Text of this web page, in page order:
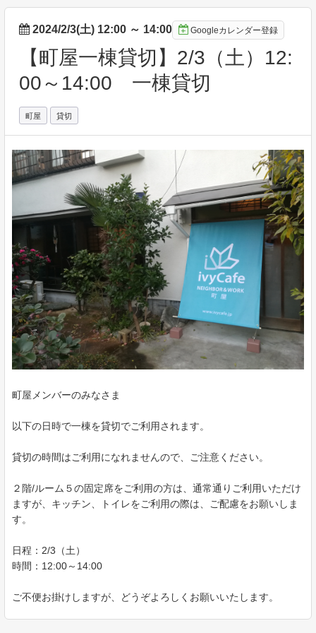
2024/2/3(土) 12:00 ～ 14:00 Googleカレンダー登録
【町屋一棟貸切】2/3（土）12:
00～14:00 一棟貸切
町屋 貸切
町屋メンバーのみなさま
以下の日時で一棟を貸切でご利用されます。
貸切の時間はご利用になれませんので、ご注意ください。
２階/ルーム５の固定席をご利用の方は、通常通りご利用いただけ
ますが、キッチン、トイレをご利用の際は、ご配慮をお願いしま
す。
日程：2/3（土）
時間：12:00～14:00
ご不便お掛けしますが、どうぞよろしくお願いいたします。